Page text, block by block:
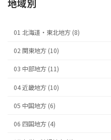
01 北海道・東北地方 (8)
02 関東地方 (10)
03 中部地方 (11)
04 近畿地方 (10)
05 中国地方 (6)
06 四国地方 (4)